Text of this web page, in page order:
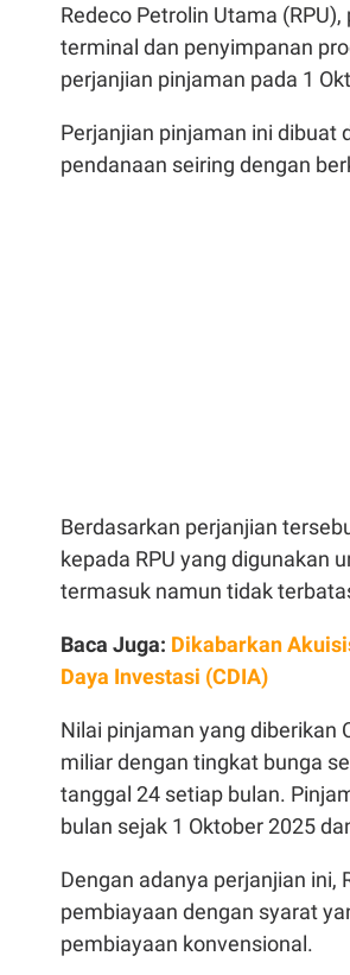
Redeco Petrolin Utama
terminal dan penyimpanan
perjanjian pinjaman pada 1
Perjanjian pinjaman ini dibuat
pendanaan seiring dengan
Berdasarkan perjanjian
kepada RPU yang digunakan
termasuk namun tidak
Baca Juga: Dikabarkan
Daya Investasi (CDIA)
Nilai pinjaman yang diberikan
miliar dengan tingkat bunga
tanggal 24 setiap bulan.
bulan sejak 1 Oktober 2025
Dengan adanya perjanjian
pembiayaan dengan syarat
pembiayaan konvensional.